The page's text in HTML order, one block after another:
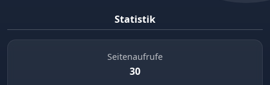
Statistik
Seitenaufrufe
30